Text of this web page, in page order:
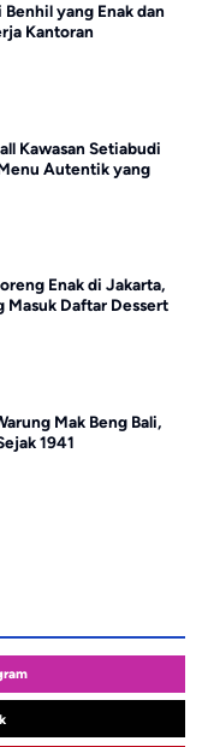
yang Enak dan
Kantoran
Kawasan Setiabudi
Autentik yang
Enak di Jakarta,
Masuk Daftar Dessert
Mak Beng Bali,
1941